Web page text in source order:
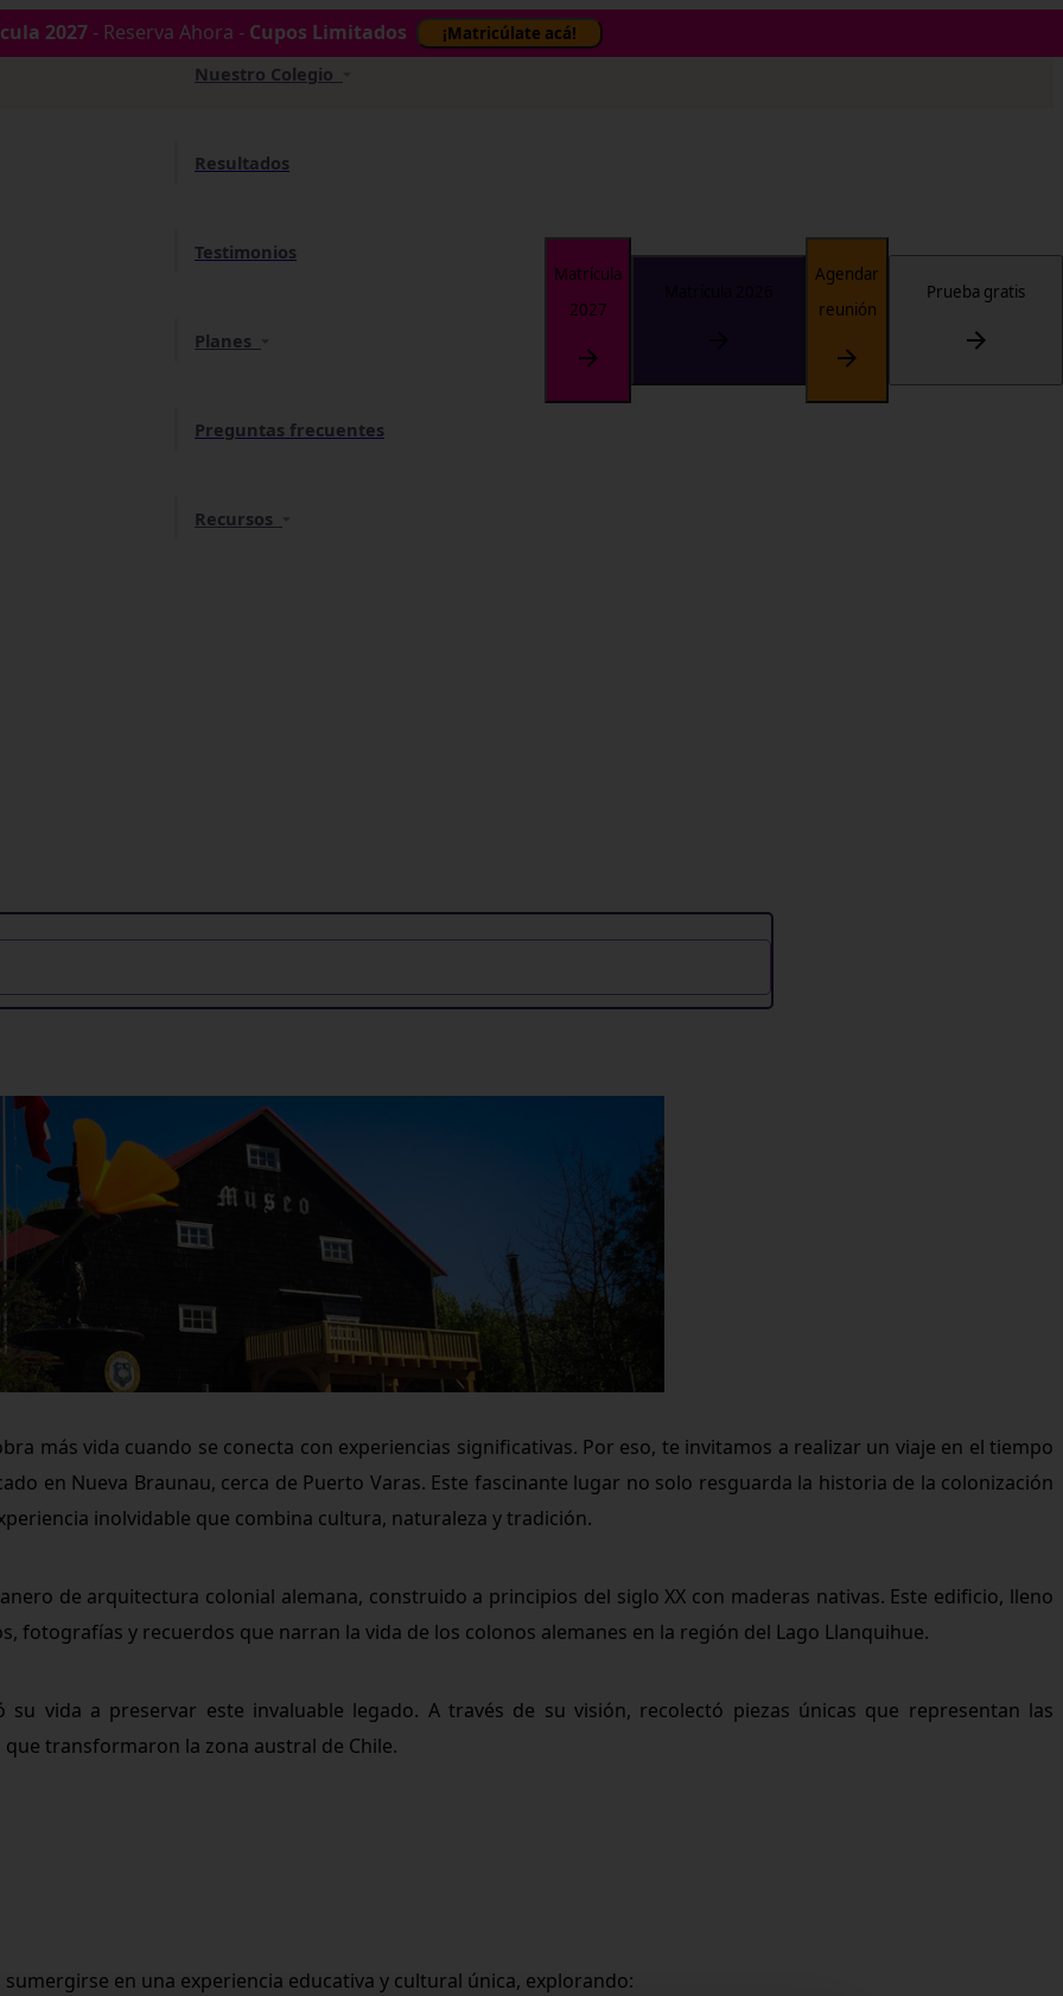
2027 - Reserva Ahora - Cupos Limitados ¡Matricúlate acá!
Nuestro Colegio
Resultados
Testimonios
Planes
Preguntas frecuentes
Recursos
más vida cuando se conecta con experiencias significativas. Por eso, te invitamos a realizar un viaje en el tiempo
en Nueva Braunau, cerca de Puerto Varas. Este fascinante lugar no solo resguarda la historia de la colonización
inolvidable que combina cultura, naturaleza y tradición.
de arquitectura colonial alemana, construido a principios del siglo XX con maderas nativas. Este edificio, lleno
fotografías y recuerdos que narran la vida de los colonos alemanes en la región del Lago Llanquihue.
vida a preservar este invaluable legado. A través de su visión, recolectó piezas únicas que representan las
transformaron la zona austral de Chile.
en una experiencia educativa y cultural única, explorando:
Matrícula
2027
Agendar
reunión
Prueba gratis